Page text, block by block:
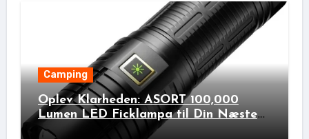
Camping
Oplev Klarheden: ASORT 100,000
Lumen LED Ficklampa til Din Næste
Udendørs Eventyr!